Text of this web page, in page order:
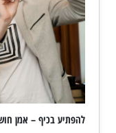
להפתיע בכיף – אמן